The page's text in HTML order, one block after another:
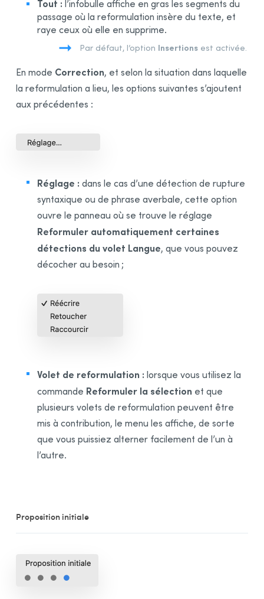
Tout : l’infobulle affiche en gras les segments du
passage où la reformulation insère du texte, et
raye ceux où elle en supprime.
Par défaut, l’option Insertions est activée.
En mode Correction, et selon la situation dans laquelle
la reformulation a lieu, les options suivantes s’ajoutent
aux précédentes :
Réglage : dans le cas d’une détection de rupture
syntaxique ou de phrase averbale, cette option
ouvre le panneau où se trouve le réglage
Reformuler automatiquement certaines
détections du volet Langue, que vous pouvez
décocher au besoin ;
Volet de reformulation : lorsque vous utilisez la
commande Reformuler la sélection et que
plusieurs volets de reformulation peuvent être
mis à contribution, le menu les affiche, de sorte
que vous puissiez alterner facilement de l’un à
l’autre.
Proposition initiale